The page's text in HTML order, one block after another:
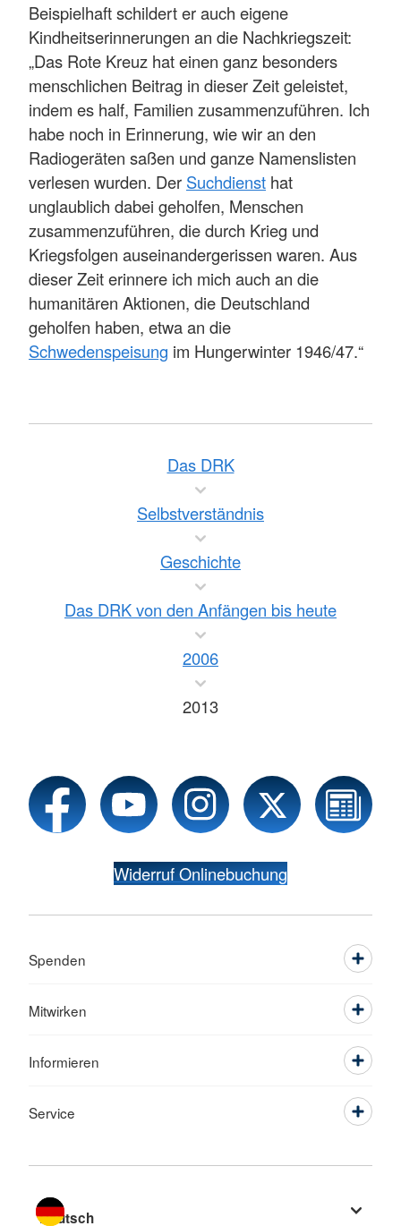
Beispielhaft schildert er auch eigene
Kindheitserinnerungen an die Nachkriegszeit:
„Das Rote Kreuz hat einen ganz besonders
menschlichen Beitrag in dieser Zeit geleistet,
indem es half, Familien zusammenzuführen. Ich
habe noch in Erinnerung, wie wir an den
Radiogeräten saßen und ganze Namenslisten
verlesen wurden. Der Suchdienst hat
unglaublich dabei geholfen, Menschen
zusammenzuführen, die durch Krieg und
Kriegsfolgen auseinandergerissen waren. Aus
dieser Zeit erinnere ich mich auch an die
humanitären Aktionen, die Deutschland
geholfen haben, etwa an die
Schwedenspeisung im Hungerwinter 1946/47.“
Das DRK
Selbstverständnis
Geschichte
Das DRK von den Anfängen bis heute
2006
2013
Widerruf Onlinebuchung
Spenden
Mitwirken
Informieren
Service
Sprache wechseln zu